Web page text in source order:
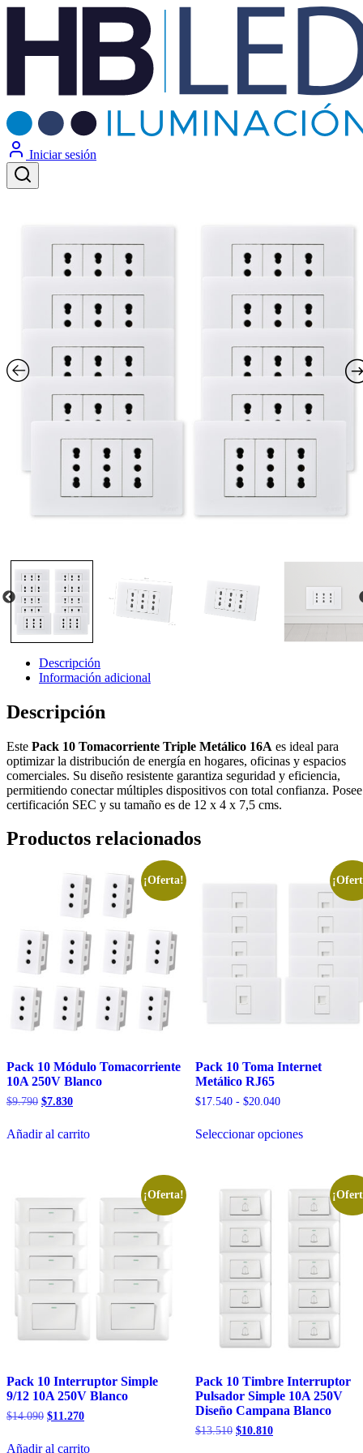
Iniciar sesión
Descripción
Información adicional
Descripción
Este Pack 10 Tomacorriente Triple Metálico 16A es ideal para
optimizar la distribución de energía en hogares, oficinas y espacios
comerciales. Su diseño resistente garantiza seguridad y eficiencia,
permitiendo conectar múltiples dispositivos con total confianza. Posee
certificación SEC y su tamaño es de 12 x 4 x 7,5 cms.
Productos relacionados
¡Oferta!
Pack 10 Módulo Tomacorriente
10A 250V Blanco
$9.790 El
original
era:
$7.830El
actual
es:
Añadir al carrito
Pack 10 Toma Internet
Metálico RJ65
$17.540 - $20.040Rango
desde
Seleccionar opcionesproducto
variantes.
Las
opciones
pueden
elegir
en
la
página
de
producto
¡Oferta!
Pack 10 Interruptor Simple
9/12 10A 250V Blanco
$14.090 El
original
$11.270El
Añadir al carrito
Pack 10 Timbre Interruptor
Pulsador Simple 10A 250V
Diseño Campana Blanco
$13.510 El
$10.810El